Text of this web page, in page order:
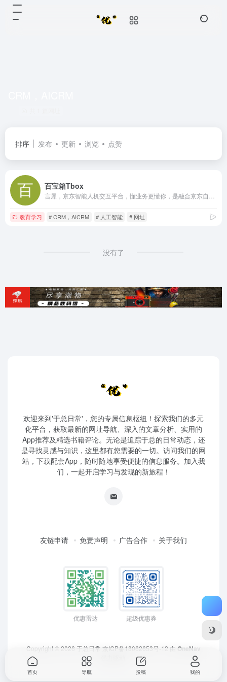
排序 发布 更新 浏览 点赞
百宝箱Tbox
教育学习 # CRM，AICRM # 人工智能 # 网址
没有了
欢迎来到'于总日常'，您的专属信息枢纽！探索我们的多元
化平台，获取最新的网址导航、深入的文章分析、实用的
App推荐及精选书籍评论。无论是追踪于总的日常动态，还
是寻找灵感与知识，这里都有您需要的一切。访问我们的网
站，下载配套App，随时随地享受便捷的信息服务。加入我
们，一起开启学习与发现的新旅程！
友链申请 免责声明 广告合作 关于我们
优惠雷达 超级优惠券
Copyright © 2026 于总日常 京ICP备18062653号-12 由 OneNav
首页 导航 投稿 我的